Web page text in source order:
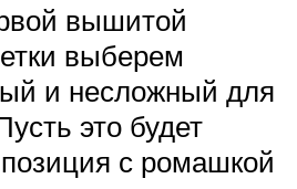
вышитой
выберем
и несложный для
это будет
с ромашкой